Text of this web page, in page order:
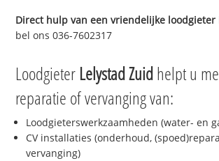
Direct hulp van een vriendelijke loodgieter
bel ons 036-7602317
Loodgieter Lelystad Zuidhelpt u
reparatie of vervanging van:
Loodgieterswerkzaamheden (water- en
CV installaties (onderhoud,
vervanging)